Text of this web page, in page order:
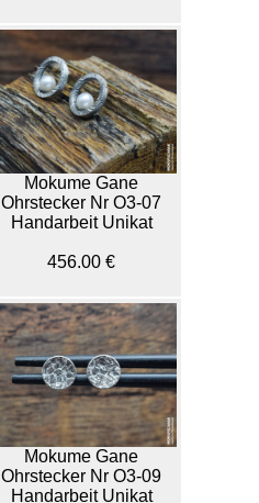
Mokume Gane
Ohrstecker Nr O3-07
Handarbeit Unikat
456.00 €
Mokume Gane
Ohrstecker Nr O3-09
Handarbeit Unikat